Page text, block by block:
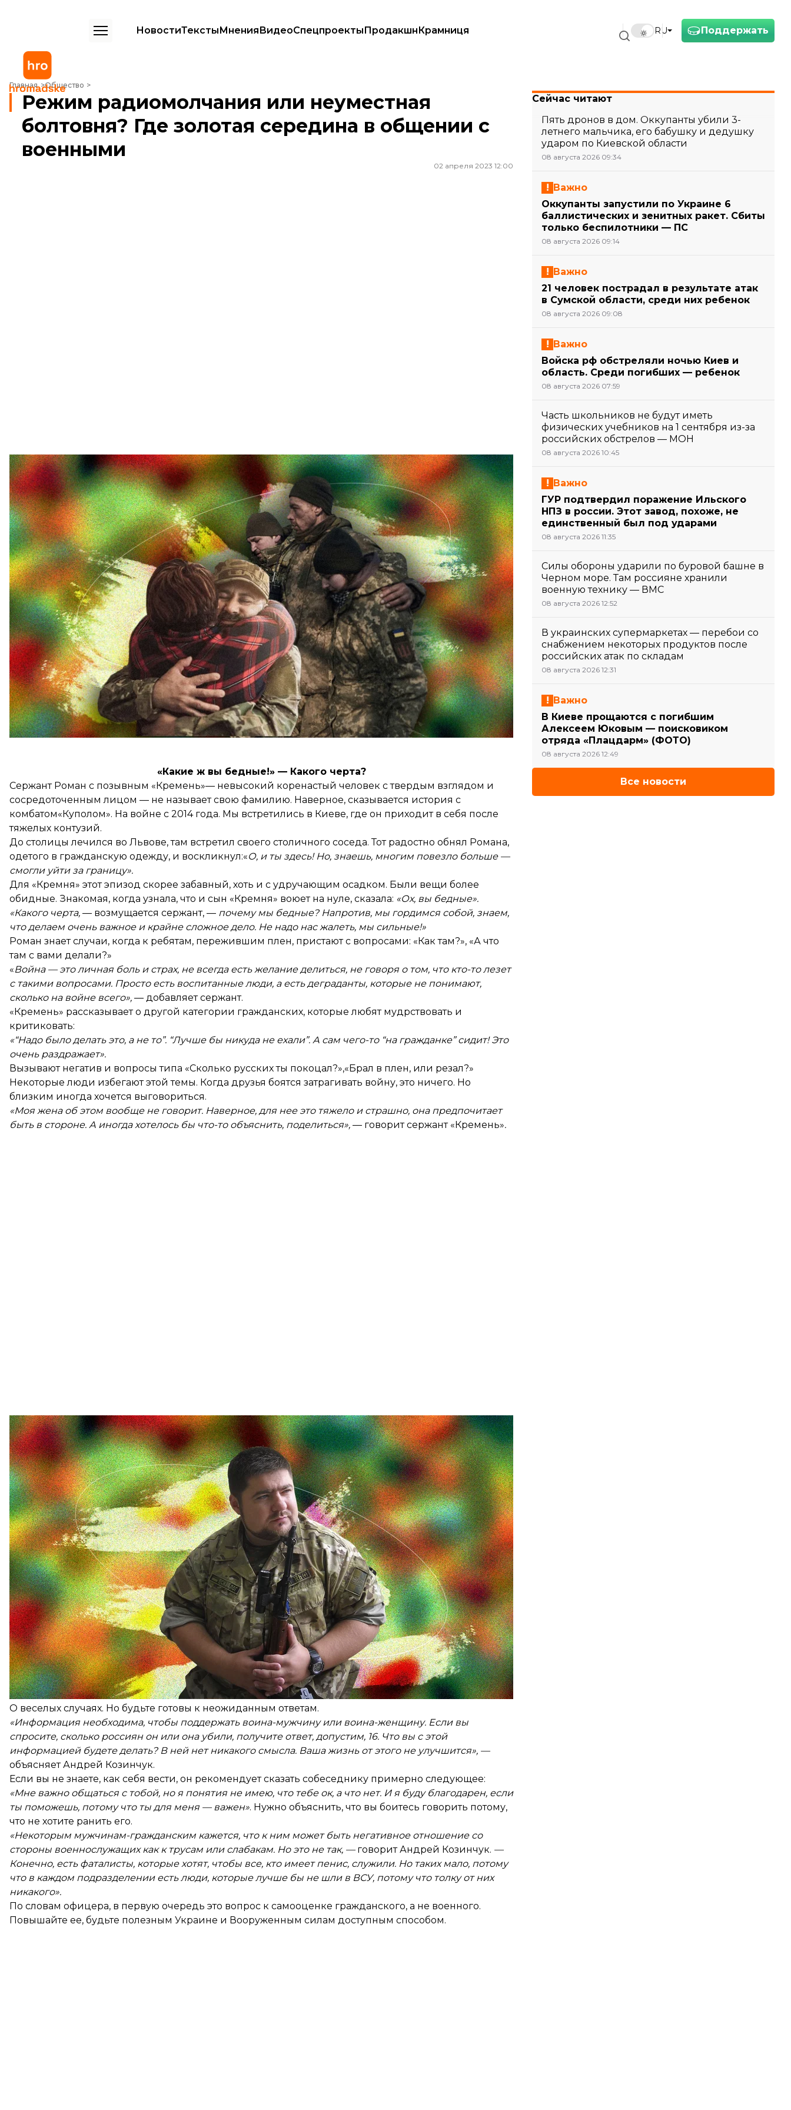
Поддержать
RU
НовостиТекстыМненияВидеоСпецпроектыПродакшнКрамниця
Главная Общество
Режим радиомолчания или неуместная болтовня? Где золотая середина в общении с военными
Режим радиомолчания или неуместная
болтовня? Где золотая середина в общении с
военными
02 апреля 2023 12:00
hromadske
Все сложнее, чем фронт, тыл и эвакуация. Линия столкновения расположена еще и в голове — и у
военных, и у гражданских. Стиль коммуникации между ними может разжечь войну в самом
человеке, или наоборот, погасить ее.
Молчание, игнор, жалость или беспардонность — вот, по словам военных, самые неприятные
моменты в общении с гражданскими. Они не знают, как воспринимают мир люди, побывавшие на
войне, у них нет такта. Отсюда выходит бестолковая коммуникация, которая может ранить и
оттолкнуть.
hromadske узнало, как разговаривать с защитниками, защитницами, волонтерами и другими
побывавшими на войне людьми.
«Какие ж вы бедные!» — Какого черта?
Сержант Роман с позывным «Кремень»— невысокий коренастый человек с твердым взглядом и
сосредоточенным лицом — не называет свою фамилию. Наверное, сказывается история с
комбатом«Куполом». На войне с 2014 года. Мы встретились в Киеве, где он приходит в себя после
тяжелых контузий.
До столицы лечился во Львове, там встретил своего столичного соседа. Тот радостно обнял Романа,
одетого в гражданскую одежду, и воскликнул:«О, и ты здесь! Но, знаешь, многим повезло больше —
смогли уйти за границу».
Для «Кремня» этот эпизод скорее забавный, хоть и с удручающим осадком. Были вещи более
обидные. Знакомая, когда узнала, что и сын «Кремня» воюет на нуле, сказала: «Ох, вы бедные».
«Какого черта, — возмущается сержант, — почему мы бедные? Напротив, мы гордимся собой, знаем,
что делаем очень важное и крайне сложное дело. Не надо нас жалеть, мы сильные!»
Роман знает случаи, когда к ребятам, пережившим плен, пристают с вопросами: «Как там?», «А что
там с вами делали?»
«Война — это личная боль и страх, не всегда есть желание делиться, не говоря о том, что кто-то лезет
с такими вопросами. Просто есть воспитанные люди, а есть деграданты, которые не понимают,
сколько на войне всего», — добавляет сержант.
«Кремень» рассказывает о другой категории гражданских, которые любят мудрствовать и
критиковать:
«“Надо было делать это, а не то”. “Лучше бы никуда не ехали”. А сам чего-то “на гражданке” сидит! Это
очень раздражает».
Вызывают негатив и вопросы типа «Сколько русских ты покоцал?»,«Брал в плен, или резал?»
Некоторые люди избегают этой темы. Когда друзья боятся затрагивать войну, это ничего. Но
близким иногда хочется выговориться.
«Моя жена об этом вообще не говорит. Наверное, для нее это тяжело и страшно, она предпочитает
быть в стороне. А иногда хотелось бы что-то объяснить, поделиться», — говорит сержант «Кремень».
Андрей Козинчук — офицер 67-й бригады и военный психолог, автор канала «В моей голове»
hromadske
Разговор нужен для поддержки
Андрей Козинчук — офицер 67-й бригады и военный психолог, автор канала«В моей голове».
Лучшего человека для объяснения, что можно спрашивать у воинов, а где лучше промолчать, не
найти.
Он рассказал hromadske, что прежде всего следует оценить свое состояние. Если вы уставший или
злой, не стоит начинать разговор — военный почувствует это на подсознательном уровне и
коммуникация может быть напряженной.
Чего не стоит говорить:
Что было хуже всего? Даже если военный ответит, его слова могут быть для вас неожиданными и
травматическими.
Не критикуйте. «Я слышал, что там бухали, убегали или отказывались служить». Есть правило — если
вас там не было, не надо об этом говорить, тем более — осуждать.
О личном. Например, пользовался ли воин услугами проституток.
Про плен. Этот вопрос не даст никакого ресурса. Военный может захотеть рассказать об этом, но
если вы не готовы слышать подробности, то имеете полное право попросить не рассказывать.
Что говорить:
Как ты себя чувствуешь? Какое у тебя сейчас состояние?
Могу ли я тебе чем-нибудь помочь? Как именно?
О веселых случаях. Но будьте готовы к неожиданным ответам.
«Информация необходима, чтобы поддержать воина-мужчину или воина-женщину. Если вы
спросите, сколько россиян он или она убили, получите ответ, допустим, 16. Что вы с этой
информацией будете делать? В ней нет никакого смысла. Ваша жизнь от этого не улучшится», —
объясняет Андрей Козинчук.
Если вы не знаете, как себя вести, он рекомендует сказать собеседнику примерно следующее:
«Мне важно общаться с тобой, но я понятия не имею, что тебе ок, а что нет. И я буду благодарен, если
ты поможешь, потому что ты для меня — важен». Нужно объяснить, что вы боитесь говорить потому,
что не хотите ранить его.
«Некоторым мужчинам-гражданским кажется, что к ним может быть негативное отношение со
стороны военнослужащих как к трусам или слабакам. Но это не так, — говорит Андрей Козинчук. —
Конечно, есть фаталисты, которые хотят, чтобы все, кто имеет пенис, служили. Но таких мало, потому
что в каждом подразделении есть люди, которые лучше бы не шли в ВСУ, потому что толку от них
никакого».
По словам офицера, в первую очередь это вопрос к самооценке гражданского, а не военного.
Повышайте ее, будьте полезным Украине и Вооруженным силам доступным способом.
Сейчас читают
Пять дронов в дом. Оккупанты убили 3-
летнего мальчика, его бабушку и дедушку
ударом по Киевской области
08 августа 2026 09:34
Важно
Оккупанты запустили по Украине 6
баллистических и зенитных ракет. Сбиты
только беспилотники — ПС
08 августа 2026 09:14
Важно
21 человек пострадал в результате атак
в Сумской области, среди них ребенок
08 августа 2026 09:08
Важно
Войска рф обстреляли ночью Киев и
область. Среди погибших — ребенок
08 августа 2026 07:59
Часть школьников не будут иметь
физических учебников на 1 сентября из-за
российских обстрелов — МОН
08 августа 2026 10:45
Важно
ГУР подтвердил поражение Ильского
НПЗ в россии. Этот завод, похоже, не
единственный был под ударами
08 августа 2026 11:35
Силы обороны ударили по буровой башне в
Черном море. Там россияне хранили
военную технику — ВМС
08 августа 2026 12:52
В украинских супермаркетах — перебои со
снабжением некоторых продуктов после
российских атак по складам
08 августа 2026 12:31
Важно
В Киеве прощаются с погибшим
Алексеем Юковым — поисковиком
отряда «Плацдарм» (ФОТО)
08 августа 2026 12:49
Все новости